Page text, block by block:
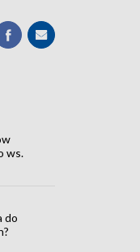
ws.
do